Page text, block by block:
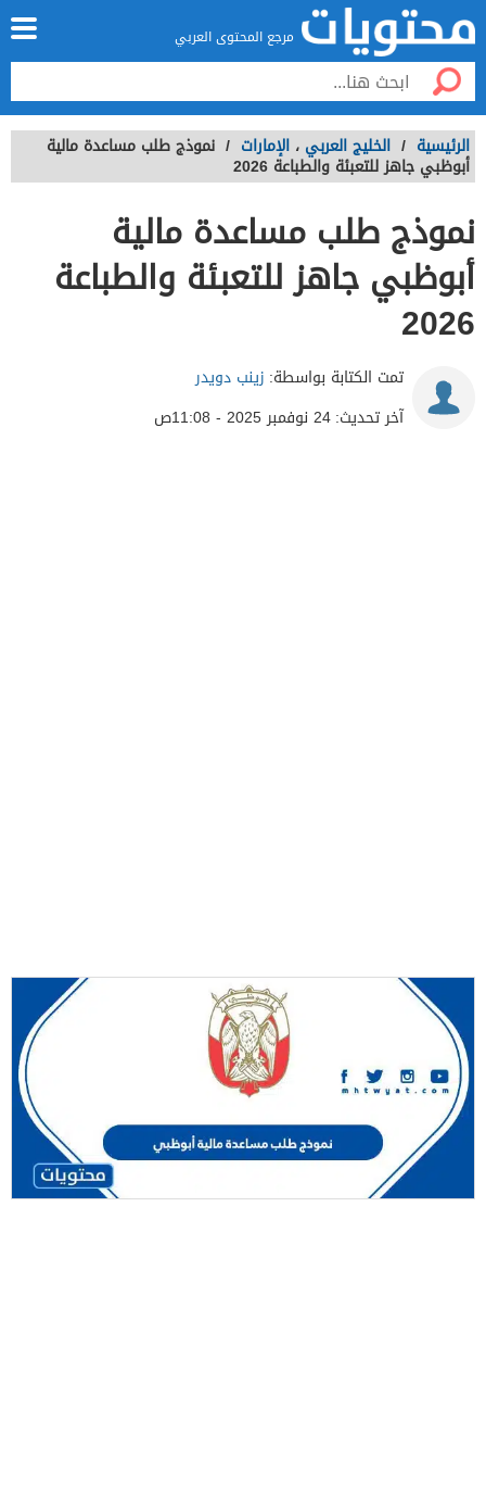
مرجع المحتوى العربي
الرئيسية / الخليج العربي ، الإمارات / نموذج طلب مساعدة مالية
أبوظبي جاهز للتعبئة والطباعة 2026
نموذج طلب مساعدة مالية
أبوظبي جاهز للتعبئة والطباعة
2026
تمت الكتابة بواسطة: زينب دويدر
آخر تحديث:24 نوفمبر 2025 - 11:08ص